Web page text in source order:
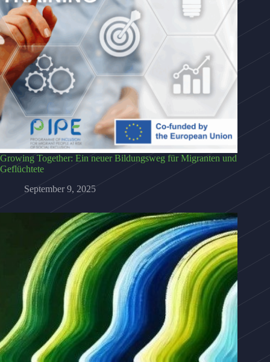
Growing Together: Ein neuer Bildungsweg für Migranten und
Geflüchtete
September 9, 2025